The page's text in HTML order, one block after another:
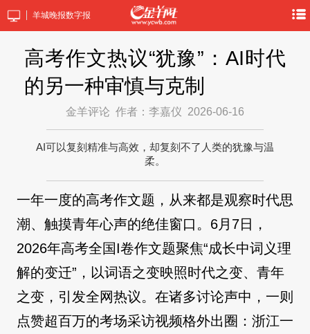
羊城晚报数字报
高考作文热议“犹豫”：AI时代
的另一种审慎与克制
金羊评论 作者：李嘉仪 2026-06-16
AI可以复刻精准与高效，却复刻不了人类的犹豫与温
柔。
一年一度的高考作文题，从来都是观察时代思
潮、触摸青年心声的绝佳窗口。6月7日，
2026年高考全国I卷作文题聚焦“成长中词义理
解的变迁”，以词语之变映照时代之变、青年
之变，引发全网热议。在诸多讨论声中，一则
点赞超百万的考场采访视频格外出圈：浙江一